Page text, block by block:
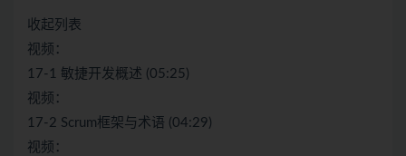
收起列表
视频：
17-1 敏捷开发概述 (05:25)
视频：
17-2 Scrum框架与术语 (04:29)
视频：